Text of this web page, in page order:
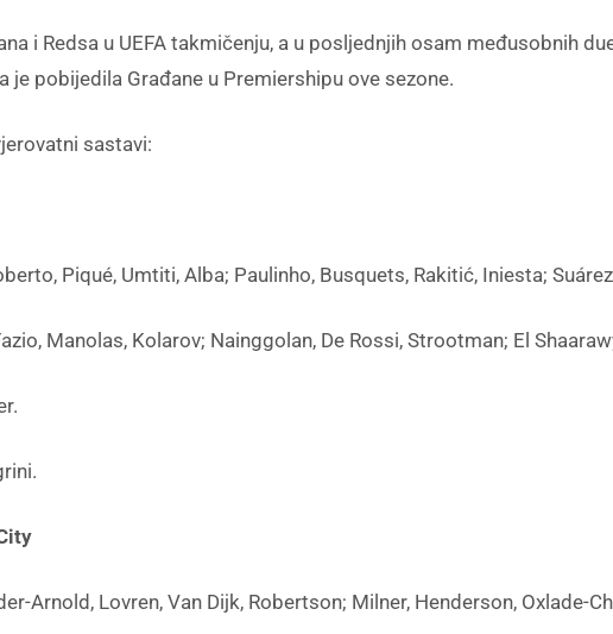
i Redsa u UEFA takmičenju, a u posljednjih osam međusobnih
je pobijedila Građane u Premiershipu ove sezone.
sastavi:
Piqué, Umtiti, Alba; Paulinho, Busquets, Rakitić, Iniesta;
Manolas, Kolarov; Nainggolan, De Rossi, Strootman; El
Arnold, Lovren, Van Dijk, Robertson; Milner, Henderson, Oxlade-